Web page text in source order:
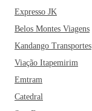
Expresso JK
Belos Montes Viagens
Kandango Transportes
Viação Itapemirim
Emtram
Catedral